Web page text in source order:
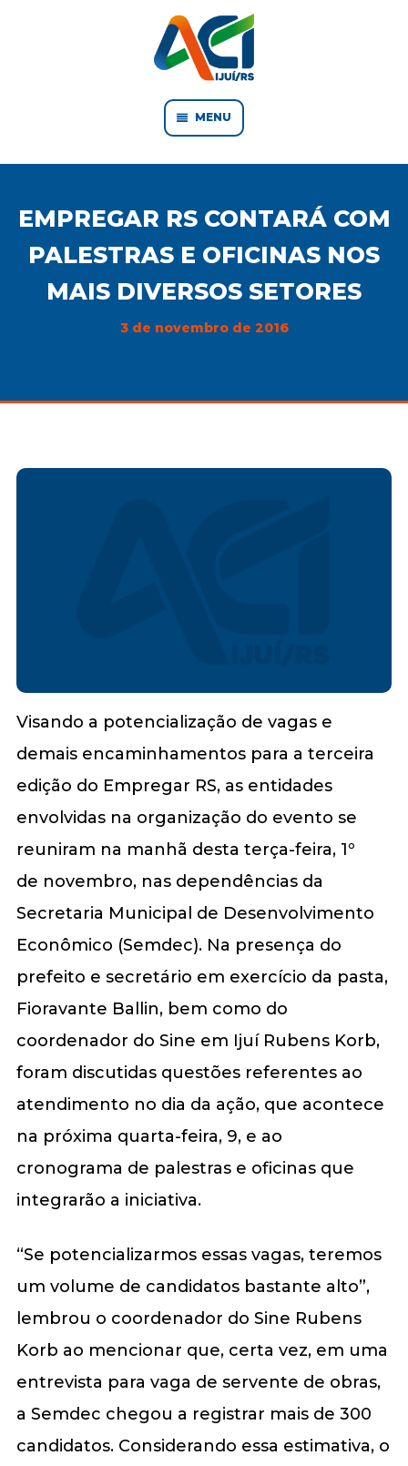
MENU
EMPREGAR RS CONTARÁ COM
PALESTRAS E OFICINAS NOS
MAIS DIVERSOS SETORES
3 de novembro de 2016
Visando a potencialização de vagas e
demais encaminhamentos para a terceira
edição do Empregar RS, as entidades
envolvidas na organização do evento se
reuniram na manhã desta terça-feira, 1º
de novembro, nas dependências da
Secretaria Municipal de Desenvolvimento
Econômico (Semdec). Na presença do
prefeito e secretário em exercício da pasta,
Fioravante Ballin, bem como do
coordenador do Sine em Ijuí Rubens Korb,
foram discutidas questões referentes ao
atendimento no dia da ação, que acontece
na próxima quarta-feira, 9, e ao
cronograma de palestras e oficinas que
integrarão a iniciativa.
“Se potencializarmos essas vagas, teremos
um volume de candidatos bastante alto”,
lembrou o coordenador do Sine Rubens
Korb ao mencionar que, certa vez, em uma
entrevista para vaga de servente de obras,
a Semdec chegou a registrar mais de 300
candidatos. Considerando essa estimativa, o